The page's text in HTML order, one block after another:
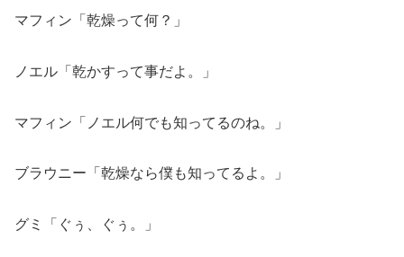
マフィン「乾燥って何？」
ノエル「乾かすって事だよ。」
マフィン「ノエル何でも知ってるのね。」
ブラウニー「乾燥なら僕も知ってるよ。」
グミ「ぐぅ、ぐぅ。」